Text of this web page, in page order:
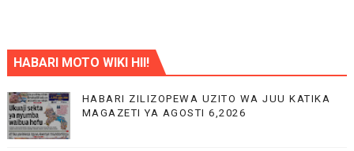
HABARI MOTO WIKI HII!
HABARI ZILIZOPEWA UZITO WA JUU KATIKA
MAGAZETI YA AGOSTI 6,2026